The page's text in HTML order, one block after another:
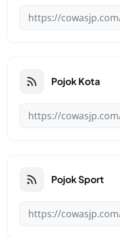
Pojok Kota
Pojok Sport